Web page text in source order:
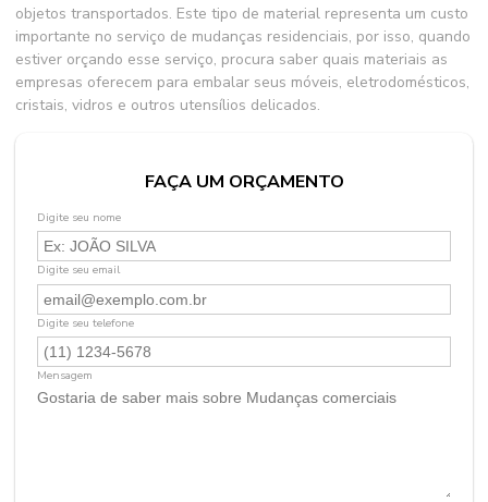
objetos transportados. Este tipo de material representa um custo
importante no serviço de mudanças residenciais, por isso, quando
estiver orçando esse serviço, procura saber quais materiais as
empresas oferecem para embalar seus móveis, eletrodomésticos,
cristais, vidros e outros utensílios delicados.
FAÇA UM ORÇAMENTO
Digite seu nome
Digite seu email
Digite seu telefone
Mensagem